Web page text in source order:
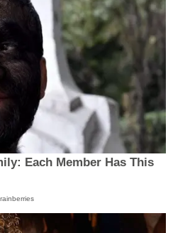
Each Member Has This